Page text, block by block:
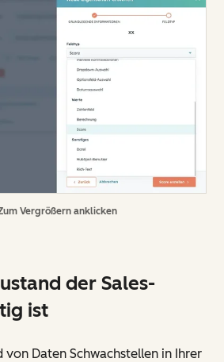
Vergrößern anklicken
der Sales-
ist
von Daten Schwachstellen in Ihrer